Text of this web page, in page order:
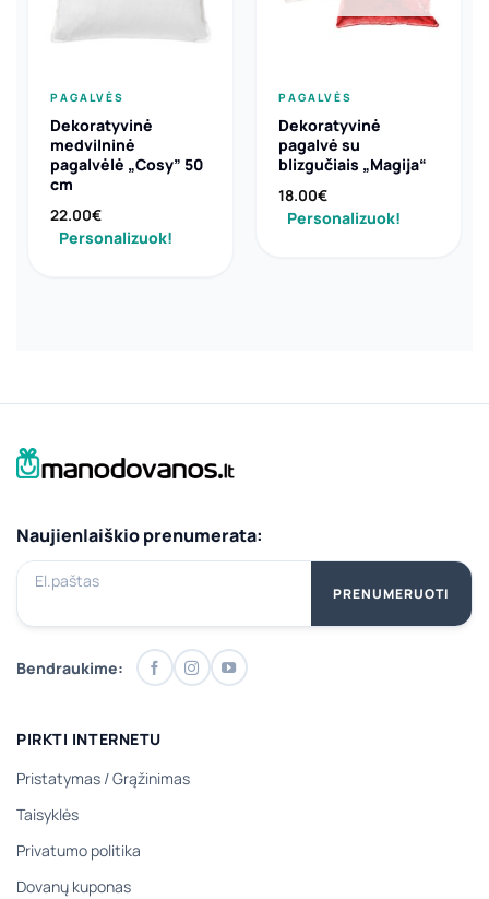
PAGALVĖS
Dekoratyvinė
medvilninė
pagalvėlė „Cosy” 50
cm
22.00€
Personalizuok!
PAGALVĖS
Dekoratyvinė
pagalvė su
blizgučiais „Magija“
18.00€
Personalizuok!
Naujienlaiškio prenumerata:
El.paštas
PRENUMERUOTI
Bendraukime:
PIRKTI INTERNETU
Pristatymas /Grąžinimas
Taisyklės
Privatumo politika
Dovanų kuponas